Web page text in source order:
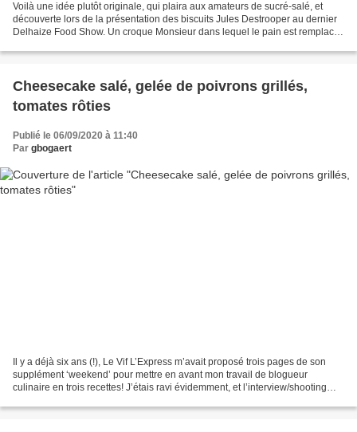
Voilà une idée plutôt originale, qui plaira aux amateurs de sucré-salé, et
découverte lors de la présentation des biscuits Jules Destrooper au dernier
Delhaize Food Show. Un croque Monsieur dans lequel le pain est remplacé
Cheesecake salé, gelée de poivrons grillés,
tomates rôties
Publié le 06/09/2020 à 11:40
Par gbogaert
Il y a déjà six ans (!), Le Vif L’Express m’avait proposé trois pages de son
supplément ‘weekend’ pour mettre en avant mon travail de blogueur
culinaire en trois recettes! J’étais ravi évidemment, et l’interview/shooting